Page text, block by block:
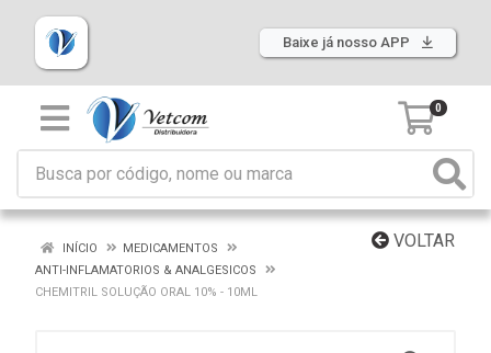
Baixe já nosso APP
0
VOLTAR
INÍCIO
MEDICAMENTOS
ANTI-INFLAMATORIOS & ANALGESICOS
CHEMITRIL SOLUÇÃO ORAL 10% - 10ML